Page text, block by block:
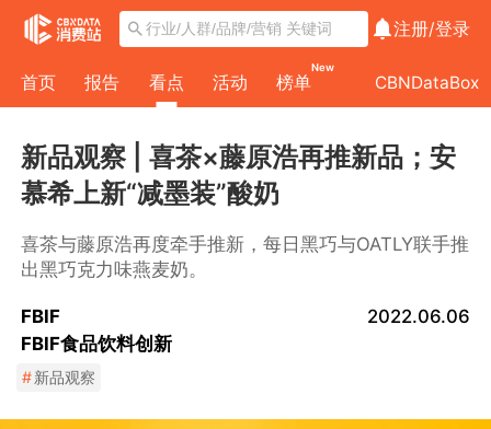
注册/登录
首页 报告 看点 活动 榜单
New
CBNDataBox
新品观察 | 喜茶×藤原浩再推新品；安
慕希上新“减墨装”酸奶
喜茶与藤原浩再度牵手推新，每日黑巧与OATLY联手推
出黑巧克力味燕麦奶。
FBIF
FBIF食品饮料创新
2022.06.06
#新品观察